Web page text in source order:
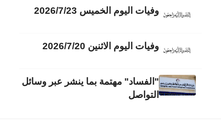
وفيات اليوم الخميس 2026/7/23
وفيات اليوم الاثنين 2026/7/20
"الفساد" مهتمة بما ينشر عبر وسائل
التواصل